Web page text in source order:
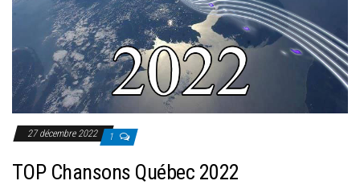
27 décembre 2022 1
TOP Chansons Québec 2022